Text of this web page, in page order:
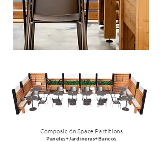
Composición Space Partitions
Paneles+Jardineras+Bancos